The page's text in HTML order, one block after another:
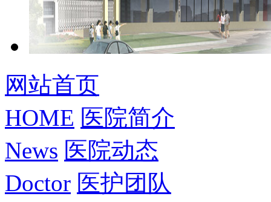
网站首页
HOME 医院简介
News 医院动态
Doctor 医护团队